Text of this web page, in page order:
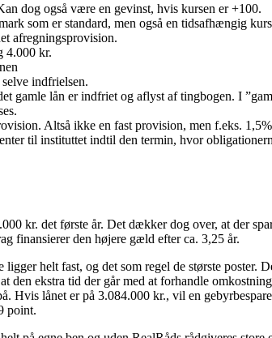
dog også være en gevinst, hvis kursen er +100.
som er standard, men også en tidsafhængig
afregningsprovision.
4.000 kr.
indfrielsen.
lån er indfriet og aflyst af tingbogen. I
Altså ikke en fast provision, men f.eks.
til instituttet indtil den termin, hvor
kr. det første år. Det dækker dog over, at der
finansierer den højere gæld efter ca. 3,25 år.
helt fast, og det som regel de største poster.
ekstra tid der går med at forhandle
Hvis lånet er på 3.084.000 kr., vil en
point.